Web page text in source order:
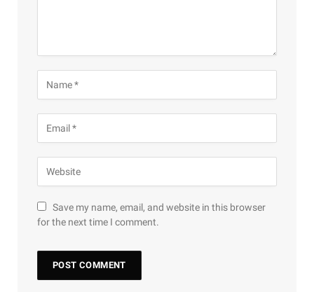
Save my name, email, and website in this browser
for the next time I comment.